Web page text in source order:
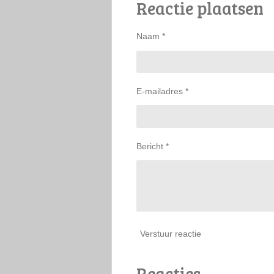
n
e
Reactie plaatsen
Naam *
E-mailadres *
Bericht *
Verstuur reactie